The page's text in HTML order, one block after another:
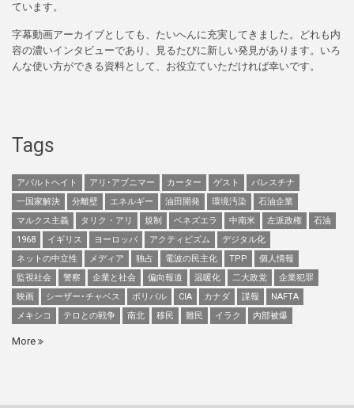
ています。
字幕動画アーカイブとしても、たいへんに充実してきました。どれも内
容の濃いインタビューであり、見るたびに新しい発見があります。いろ
んな使い方ができる資料として、お役立ていただければ幸いです。
Tags
アパルトヘイト アリ･アブニマー カーター ゲスト
パレスチナ
一国家解決
分離壁 エネルギー 油田開発 環境汚染
石油企業
マルクス主義
タリク・アリ 規制 ベネズエラ 中南米 左派政権
石油
1968
イギリス ヨーロッパ アクティビズム
デジタル化
ネットの中立性
メディア 独占 電波の民主化 TPP
個人情報
監視社会
警察 企業と社会 偏向報道 温暖化 二大政党
企業犯罪
映画
シーザー･チャベス ボリバル CIA カナダ 諜報
NAFTA
メキシコ
テロとの戦争 南北 移民 難民 イラク 内部被爆
More